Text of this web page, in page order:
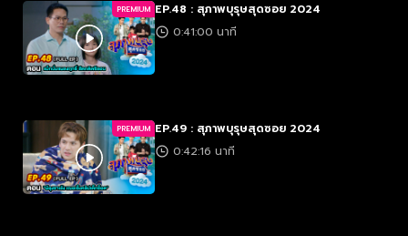
PREMIUM EP.48 : สุภาพบุรุษสุดซอย 2024
0:41:00 นาที
PREMIUM EP.49 : สุภาพบุรุษสุดซอย 2024
0:42:16 นาที